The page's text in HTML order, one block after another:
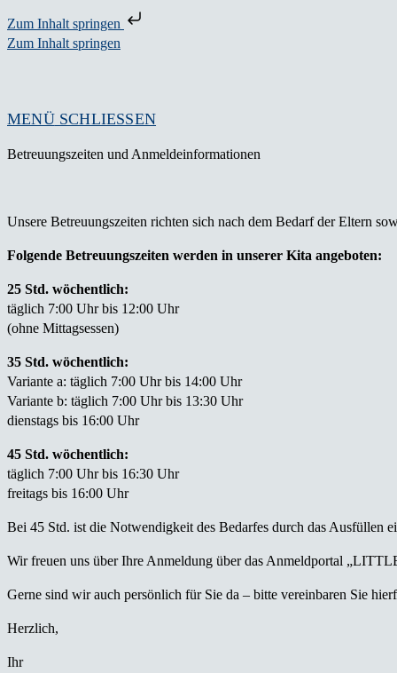
Zum Inhalt springen
Zum Inhalt springen
MENÜ SCHLIESSEN
Betreuungszeiten und Anmeldeinformationen
Unsere Betreuungszeiten richten sich nach dem Bedarf der Eltern
Folgende Betreuungszeiten werden in unserer Kita angeboten:
25 Std. wöchentlich:
täglich 7:00 Uhr bis 12:00 Uhr
(ohne Mittagsessen)
35 Std. wöchentlich:
Variante a: täglich 7:00 Uhr bis 14:00 Uhr
Variante b: täglich 7:00 Uhr bis 13:30 Uhr
dienstags bis 16:00 Uhr
45 Std. wöchentlich:
täglich 7:00 Uhr bis 16:30 Uhr
freitags bis 16:00 Uhr
Bei 45 Std. ist die Notwendigkeit des Bedarfes durch das Ausfüllen
Wir freuen uns über Ihre Anmeldung über das Anmeldportal
Gerne sind wir auch persönlich für Sie da – bitte vereinbaren Sie
Herzlich,
Ihr